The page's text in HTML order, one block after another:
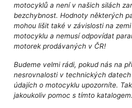
motocyklů a není v našich silách
bezchybnost. Hodnoty některých
mohou lišit také v závislosti na
motocyklu a nemusí odpovídat
motorek prodávaných v ČR!
Budeme velmi rádi, pokud nás na
nesrovnalosti v technických
údajích o motocyklu upozorníte.
jakoukoliv pomoc s tímto katalogem.